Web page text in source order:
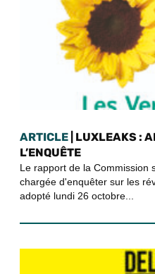
ARTICLE | LUXLEAKS :
L’ENQUÊTE
Le rapport de la Commission
chargée d'enquêter sur les
adopté lundi 26 octobre...